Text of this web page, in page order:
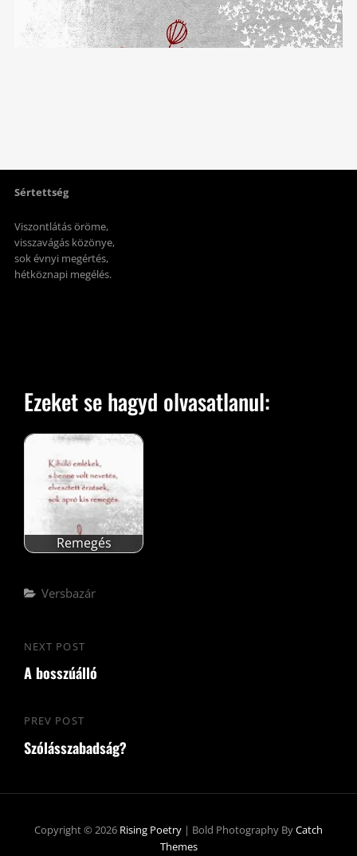
Sértettség
Viszontlátás öröme,
visszavágás közönye,
sok évnyi megértés,
hétköznapi megélés.
Ezeket se hagyd olvasatlanul:
Remegés
Categories
Versbazár
Bejegyzés
navigáció
Previous
Post
PREV POST
Szólásszabadság?
Next
Post
NEXT POST
A bosszúálló
Copyright © 2026 Rising Poetry | Bold Photography ByCatch
Themes